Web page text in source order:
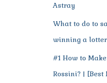
Astray
What to do to
winning a
#1 How to
Rossini? | [Best